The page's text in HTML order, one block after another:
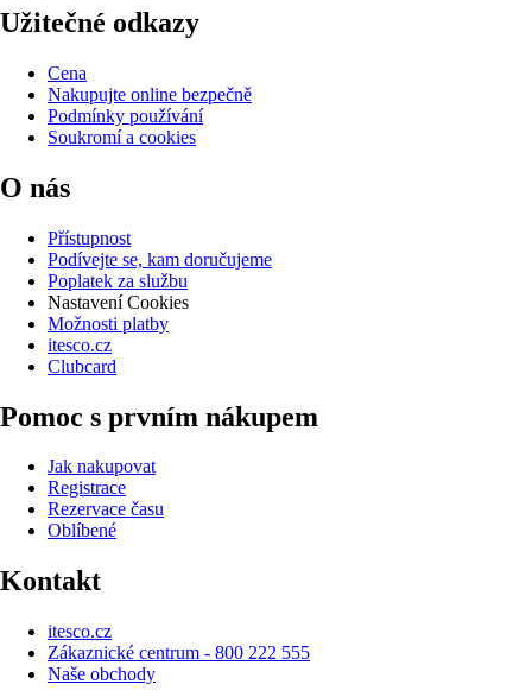
Užitečné odkazy
Cena
Nakupujte online bezpečně
Podmínky používání
Soukromí a cookies
O nás
Přístupnost
Podívejte se, kam doručujeme
Poplatek za službu
Nastavení Cookies
Možnosti platby
itesco.cz
Clubcard
Pomoc s prvním nákupem
Jak nakupovat
Registrace
Rezervace času
Oblíbené
Kontakt
itesco.cz
Zákaznické centrum - 800 222 555
Naše obchody